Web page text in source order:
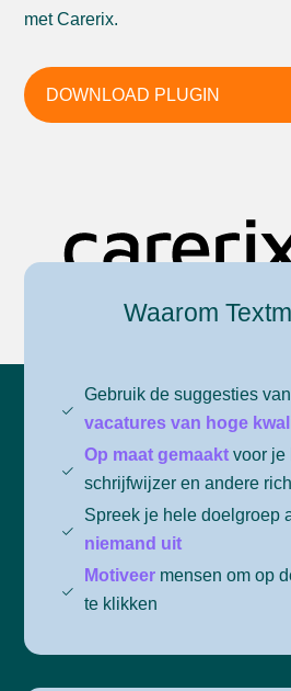
met Carerix.
DOWNLOAD PLUGIN
Waarom
Gebruik de suggesties
vacatures van hoge
Op maat gemaakt voor je
schrijfwijzer en andere
Spreek je hele doelgroep
niemand uit
Motiveer mensen om op
te klikken